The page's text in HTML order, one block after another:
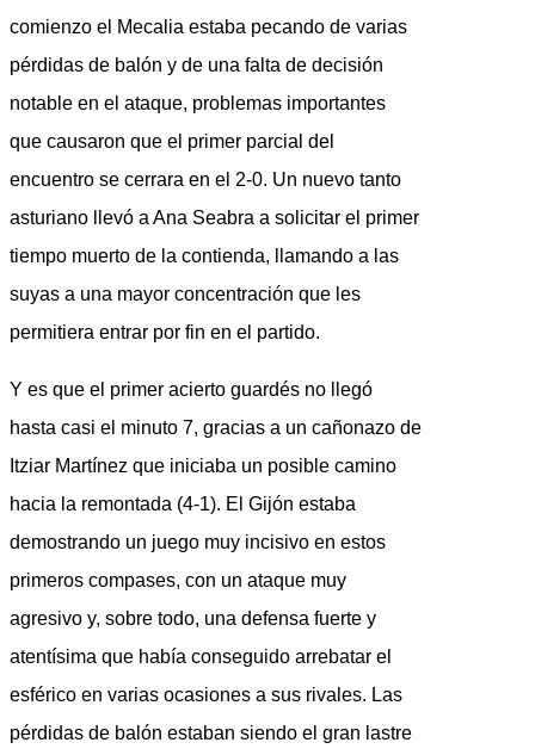
comienzo el Mecalia estaba pecando de varias
pérdidas de balón y de una falta de decisión
notable en el ataque, problemas importantes
que causaron que el primer parcial del
encuentro se cerrara en el 2-0. Un nuevo tanto
asturiano llevó a Ana Seabra a solicitar el primer
tiempo muerto de la contienda, llamando a las
suyas a una mayor concentración que les
permitiera entrar por fin en el partido.
Y es que el primer acierto guardés no llegó
hasta casi el minuto 7, gracias a un cañonazo de
Itziar Martínez que iniciaba un posible camino
hacia la remontada (4-1). El Gijón estaba
demostrando un juego muy incisivo en estos
primeros compases, con un ataque muy
agresivo y, sobre todo, una defensa fuerte y
atentísima que había conseguido arrebatar el
esférico en varias ocasiones a sus rivales. Las
pérdidas de balón estaban siendo el gran lastre